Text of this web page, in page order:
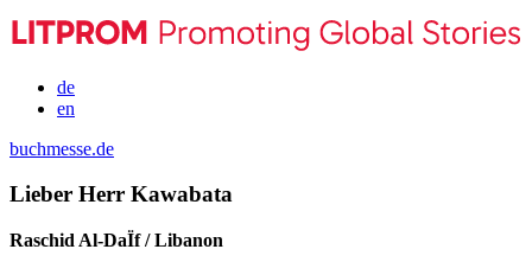
de
en
buchmesse.de
Lieber Herr Kawabata
Raschid Al-DaÏf / Libanon